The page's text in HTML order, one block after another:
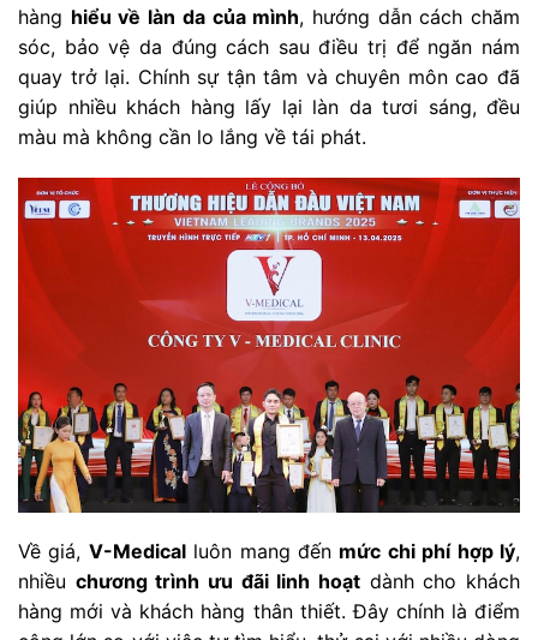
hàng hiểu về làn da của mình, hướng dẫn cách chăm
sóc, bảo vệ da đúng cách sau điều trị để ngăn nám
quay trở lại. Chính sự tận tâm và chuyên môn cao đã
giúp nhiều khách hàng lấy lại làn da tươi sáng, đều
màu mà không cần lo lắng về tái phát.
Về giá, V-Medicalluôn mang đến mức chi phí hợp lý,
nhiều chương trình ưu đãi linh hoạt dành cho khách
hàng mới và khách hàng thân thiết. Đây chính là điểm